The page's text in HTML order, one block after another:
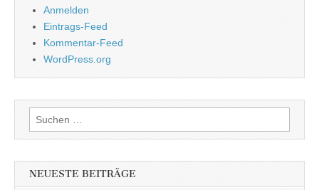
Anmelden
Eintrags-Feed
Kommentar-Feed
WordPress.org
Suchen
nach:
NEUESTE BEITRÄGE